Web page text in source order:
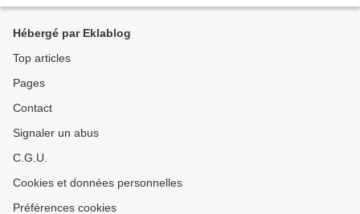
Hébergé par Eklablog
Top articles
Pages
Contact
Signaler un abus
C.G.U.
Cookies et données personnelles
Préférences cookies